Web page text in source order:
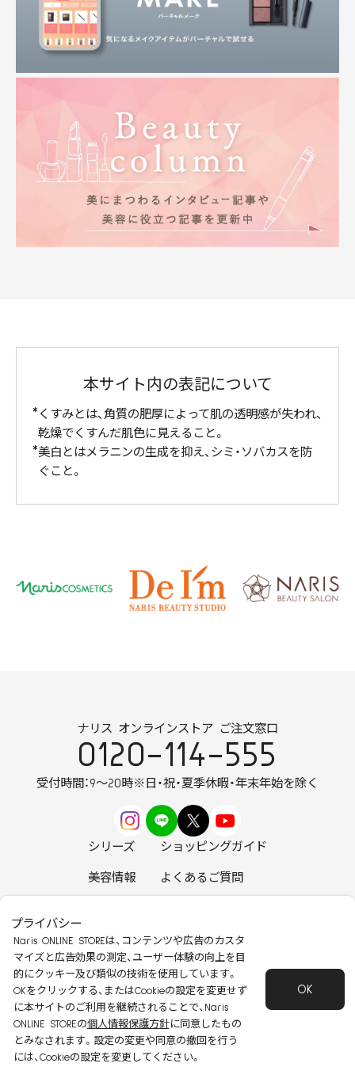
本サイト内の表記について
くすみとは、角質の肥厚によって肌の透明感が失われ、
乾燥でくすんだ肌色に見えること。
美白とはメラニンの生成を抑え、シミ・ソバカスを防
ぐこと。
ナリス オンラインストア ご注文窓口
0120-114-555
受付時間：9～20時※日・祝・夏季休暇・年末年始を除く
シリーズ ショッピングガイド
美容情報 よくあるご質問
安心して安全にご使用いただくために
特定商取引法に基づく表記
会社概要
個人情報保護方針
会員規約
Copyright 2022 Naris Cosmetics CO.,Ltd
プライバシー
Naris ONLINE STOREは、コンテンツや広告のカスタ
マイズと広告効果の測定、ユーザー体験の向上を目
的にクッキー及び類似の技術を使用しています。
OKをクリックする、またはCookieの設定を変更せず
に本サイトのご利用を継続されることで、Naris
ONLINE STOREの個人情報保護方針に同意したもの
とみなされます。設定の変更や同意の撤回を行う
には、Cookieの設定を変更してください。
OK